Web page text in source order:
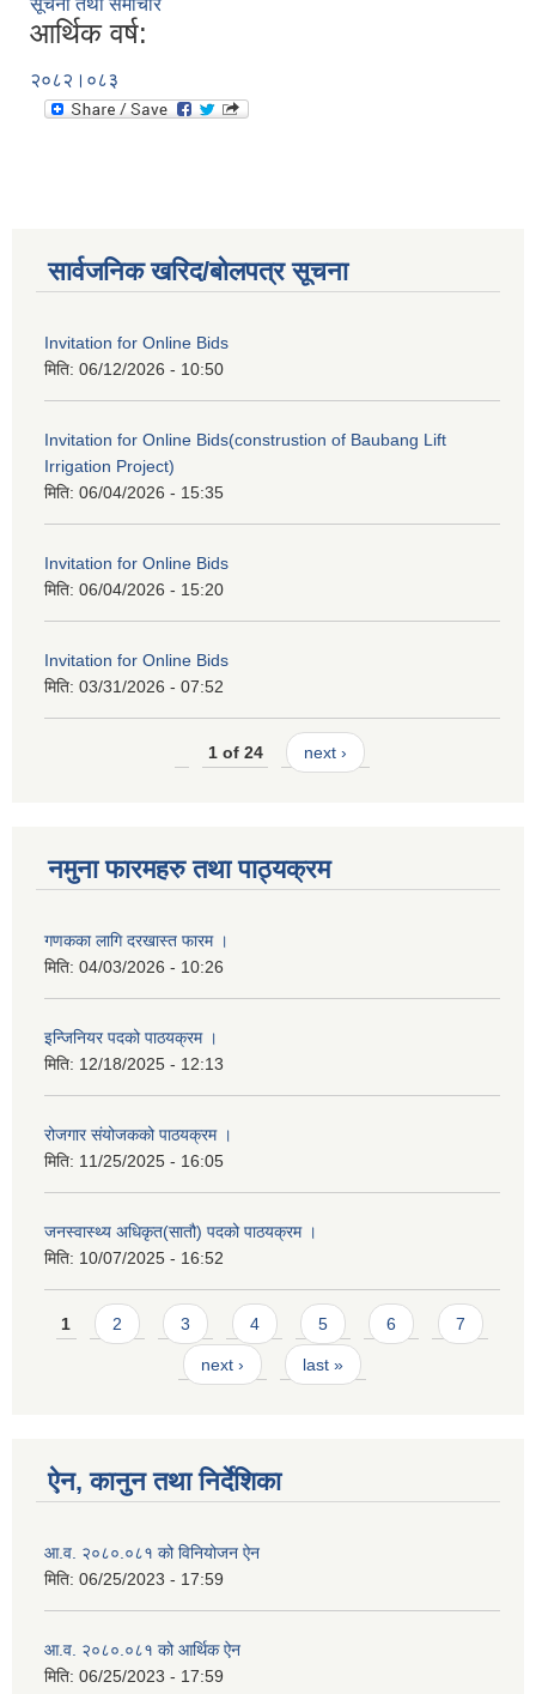
सूचना तथा समाचार
आर्थिक वर्ष:
२०८२।०८३
सार्वजनिक खरिद/बोलपत्र सूचना
Invitation for Online Bids
मिति: 06/12/2026 - 10:50
Invitation for Online Bids(construstion of Baubang Lift
Irrigation Project)
मिति: 06/04/2026 - 15:35
Invitation for Online Bids
मिति: 06/04/2026 - 15:20
Invitation for Online Bids
मिति: 03/31/2026 - 07:52
1 of 24 next ›
नमुना फारमहरु तथा पाठ्यक्रम
गणकका लागि दरखास्त फारम ।
मिति: 04/03/2026 - 10:26
इन्जिनियर पदको पाठयक्रम ।
मिति: 12/18/2025 - 12:13
रोजगार संयोजकको पाठयक्रम ।
मिति: 11/25/2025 - 16:05
जनस्वास्थ्य अधिकृत(सातौ) पदको पाठयक्रम ।
मिति: 10/07/2025 - 16:52
Pages
1 2 3 4 5 6 7
next › last »
ऐन, कानुन तथा निर्देशिका
आ.व. २०८०.०८१ को विनियोजन ऐन
मिति: 06/25/2023 - 17:59
आ.व. २०८०.०८१ को आर्थिक ऐन
मिति: 06/25/2023 - 17:59